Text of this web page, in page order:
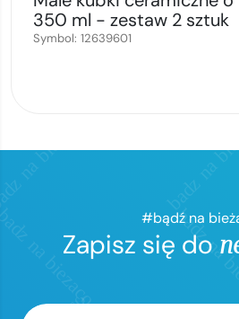
350 ml - zestaw 2 sztuk
Symbol: 12639601
#bądź na
Zapisz się do